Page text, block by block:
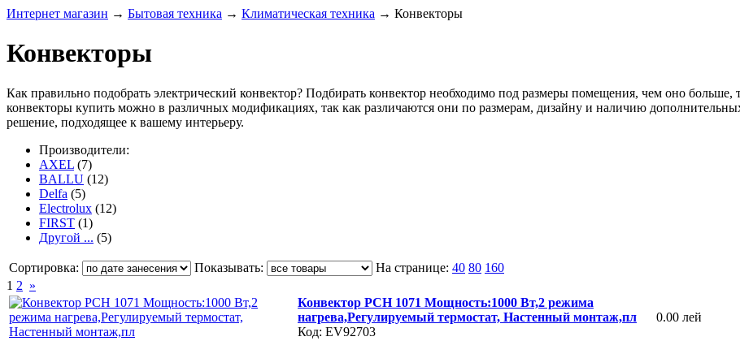
Интернет магазин → Бытовая техника → Климатическая техника → Конвекторы
Конвекторы
Как правильно подобрать электрический конвектор? Подбирать конвектор необходимо под размеры помещения, чем оно больше,
конвекторы купить можно в различных модификациях, так как различаются они по размерам, дизайну и наличию
решение, подходящее к вашему интерьеру.
Производители:
AXEL (7)
BALLU (12)
Delfa (5)
Electrolux (12)
FIRST (1)
Другой ... (5)
Сортировка: Показывать: На странице: 40 80 160
1 2 »
Конвектор PCH 1071 Мощность:1000 Вт,2 режима
нагрева,Регулируемый термостат, Настенный монтаж,пл
Код: EV92703
0.00 лей